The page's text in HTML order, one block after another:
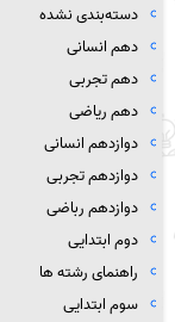
دسته‌بندی نشده
دهم انسانی
دهم تجربی
دهم ریاضی
دوازدهم انسانی
دوازدهم تجربی
دوازدهم رباضی
دوم ابتدایی
راهنمای رشته ها
سوم ابتدایی